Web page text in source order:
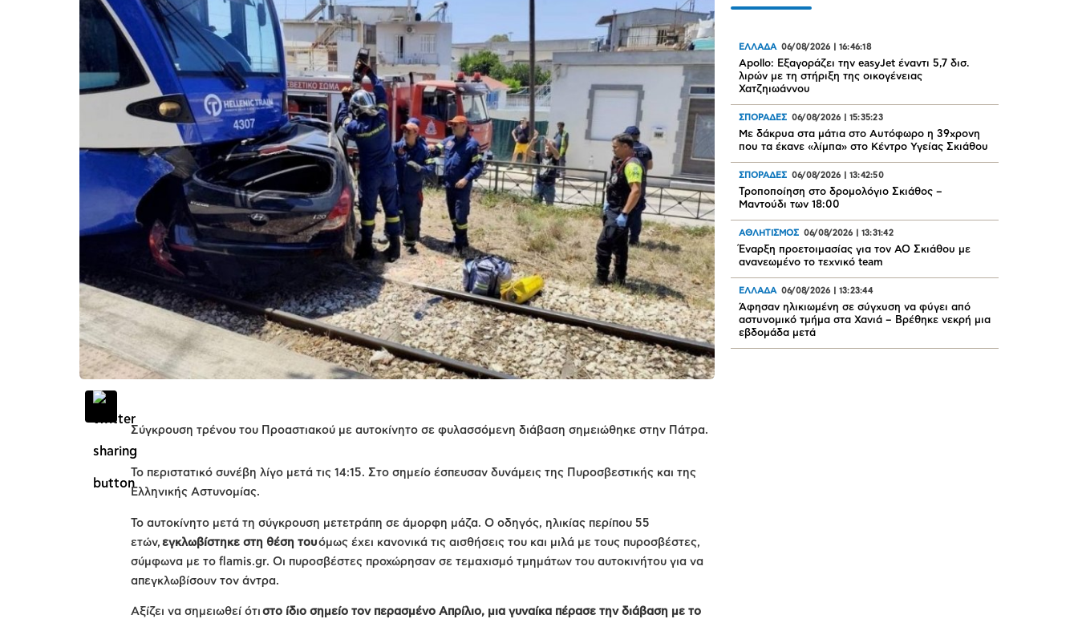
Σύγκρουση τρένου του Προαστιακού με αυτοκίνητο σε φυλασσόμενη διάβαση σημειώθηκε στην Πάτρα.
Το περιστατικό συνέβη λίγο μετά τις 14:15. Στο σημείο έσπευσαν δυνάμεις της Πυροσβεστικής και της
Ελληνικής Αστυνομίας.
Το αυτοκίνητο μετά τη σύγκρουση μετετράπη σε άμορφη μάζα. Ο οδηγός, ηλικίας περίπου 55
ετών, εγκλωβίστηκε στη θέση τουόμως έχει κανονικά τις αισθήσεις του και μιλά με τους πυροσβέστες,
σύμφωνα με το flamis.gr. Οι πυροσβέστες προχώρησαν σε τεμαχισμό τμημάτων του αυτοκινήτου για να
απεγκλωβίσουν τον άντρα.
Αξίζει να σημειωθεί ότι στο ίδιο σημείο τον περασμένο Απρίλιο, μια γυναίκα πέρασε την διάβαση με το
ΕΛΛΑΔΑ 06/08/2026 16:46:18
Apollo: Εξαγοράζει την easyJet έναντι 5,7 δισ.
λιρών με τη στήριξη της οικογένειας
Χατζηιωάννου
ΣΠΟΡΑΔΕΣ 06/08/2026 15:35:23
Με δάκρυα στα μάτια στο Αυτόφωρο η 39χρονη
που τα έκανε «λίμπα» στο Κέντρο Υγείας Σκιάθου
ΣΠΟΡΑΔΕΣ 06/08/2026 13:42:50
Τροποποίηση στο δρομολόγιο Σκιάθος –
Μαντούδι των 18:00
ΑΘΛΗΤΙΣΜΟΣ 06/08/2026 13:31:42
Έναρξη προετοιμασίας για τον ΑΟ Σκιάθου με
ανανεωμένο το τεχνικό team
ΕΛΛΑΔΑ 06/08/2026 13:23:44
Άφησαν ηλικιωμένη σε σύγχυση να φύγει από
αστυνομικό τμήμα στα Χανιά – Βρέθηκε νεκρή μια
εβδομάδα μετά